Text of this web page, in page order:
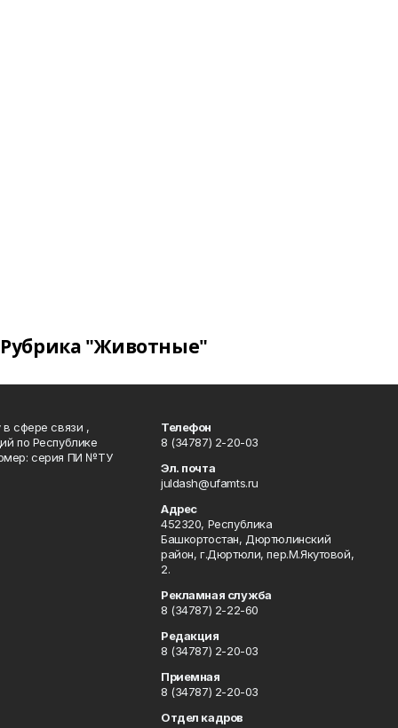
Рубрика "Животные"
сфере связи ,
по Республике
серия ПИ №ТУ
Телефон
8 (34787) 2-20-03
Эл. почта
juldash@ufamts.ru
Адрес
452320, Республика
Башкортостан, Дюртюлинский
район, г.Дюртюли, пер.М.Якутовой,
2.
Рекламная служба
8 (34787) 2-22-60
Редакция
8 (34787) 2-20-03
Приемная
8 (34787) 2-20-03
Отдел кадров